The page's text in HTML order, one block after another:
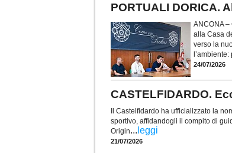
PORTUALI DORICA.
ANCONA
alla Casa
verso la
24/07/2026
CASTELFIDARDO.
Il Castelfidardo ha ufficializzato la
sportivo, affidandogli il compito di
Origin... leggi
21/07/2026